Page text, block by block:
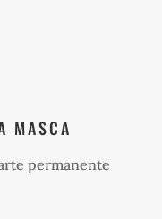
MASCA
permanente